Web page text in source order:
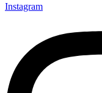
Instagram